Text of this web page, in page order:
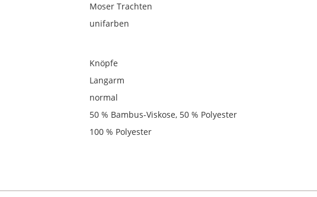
Moser Trachten
unifarben
Knöpfe
Langarm
normal
50 % Bambus-Viskose, 50 % Polyester
100 % Polyester